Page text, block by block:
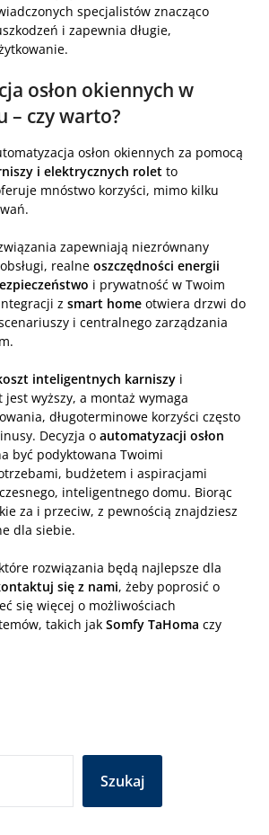
specjalistów znacząco
i zapewnia długie,
osłon okiennych w
– czy warto?
osłon okiennych za pomocą
i elektrycznych rolet to
mnóstwo korzyści, mimo kilku
zapewniają niezrównany
realne oszczędności energii
i prywatność w Twoim
z smart home otwiera drzwi do
i centralnego zarządzania
inteligentnych karniszy i
wyższy, a montaż wymaga
długoterminowe korzyści często
Decyzja o automatyzacji osłon
być podyktowana Twoimi
budżetem i aspiracjami
inteligentnego domu. Biorąc
za i przeciw, z pewnością znajdziesz
dla siebie.
rozwiązania będą najlepsze dla
się z nami, żeby poprosić o
się więcej o możliwościach
takich jak Somfy TaHoma czy
Szukaj